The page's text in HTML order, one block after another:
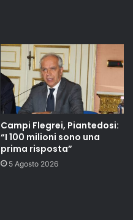
Campi Flegrei, Piantedosi:
“I 100 milioni sono una
prima risposta”
5 Agosto 2026